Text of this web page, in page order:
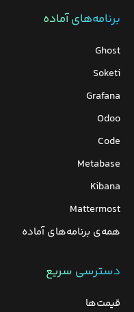
برنامه‌های‌ آماده
Ghost
Soketi
Grafana
Odoo
Code
Metabase
Kibana
Mattermost
همه‌ی برنامه‌های آماده
دسترسی سریع
قیمت‌ها